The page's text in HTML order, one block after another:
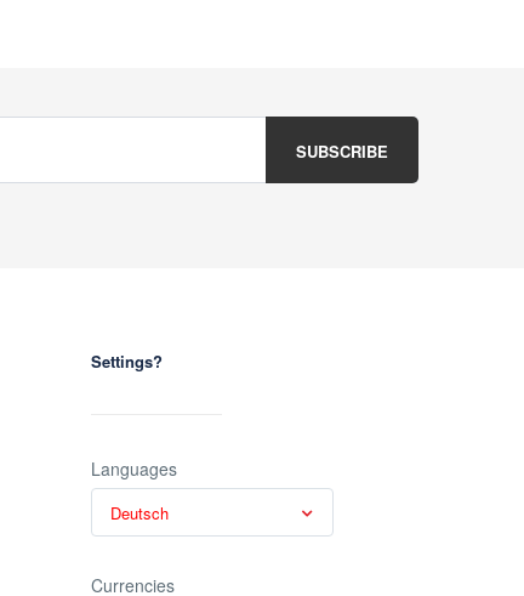
Settings?
Languages
Deutsch
Currencies